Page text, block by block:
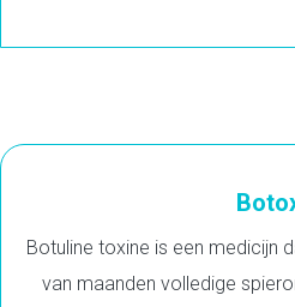
Botuline toxine is een medicijn
van maanden volledige